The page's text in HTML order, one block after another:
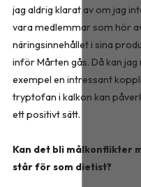
jag aldrig klarat av om jag
vara medlemmar som hör
näringsinnehållet i sina
inför Mårten gås. Då kan
exempel en intressant
tryptofan i kalkon kan
ett positivt sätt.
Kan det bli målkonflikter
står för som dietist?